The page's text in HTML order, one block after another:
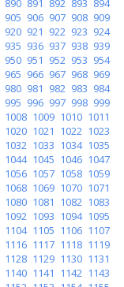
890 891 892 893 894
905 906 907 908 909
920 921 922 923 924
935 936 937 938 939
950 951 952 953 954
965 966 967 968 969
980 981 982 983 984
995 996 997 998 999
1008 1009 1010 1011
1020 1021 1022 1023
1032 1033 1034 1035
1044 1045 1046 1047
1056 1057 1058 1059
1068 1069 1070 1071
1080 1081 1082 1083
1092 1093 1094 1095
1104 1105 1106 1107
1116 1117 1118 1119
1128 1129 1130 1131
1140 1141 1142 1143